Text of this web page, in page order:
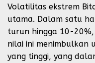
Volatilitas ekstrem
utama. Dalam satu
turun hingga 10-
nilai ini menimbulkan
yang tinggi, yang